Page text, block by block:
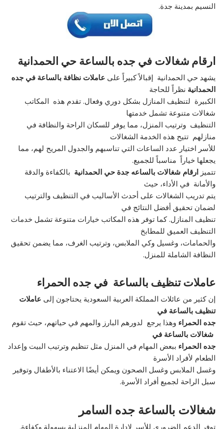
النسيم بمدينة جدة.
ارقام شغالات في جده بالساعة حي الحمدانية
يشهد حي الحمدانية إقبالاً كبيراً على عاملات نظافة بالساعة في جده
الحمدانية نظراً للحاجة
الكبيرة لتنظيف المنازل بشكل دوري وفعال. تقدم هذه المكاتب
شغالات متنوعة تشمل خدمتها
التنظيف وترتيب المنزل، مما يوفر للسكان الراحة والنظافة في
منازلهم تتيح هذه الخدمة الشغالات
للأسر اختيار عدد الساعات التي تناسبهم والجدول المريح لهم، مما
يجعلها خياراً مناسباً للجميع.
تتميزارقام شغالات بالساعه جدة حي الحمدانية بالكفاءة والدقة
والأمانة في الأداء، حيث
يتم تدريب الشغالات على أحدث الأساليب في التنظيف والترتيب
لضمان تحقيق أفضل النتائج في
تنظيف المنازل. كما توفر هذه المكاتب خيارات متنوعة تشمل خدمات
التنظيف العميق للمطابخ
والحمامات، وغسيل وكي الملابس، وترتيب الغرف، مما يضمن تحقيق
النظافة الشاملة للمنزل.
عاملات تنظيف بالساعة في جده الحمراء
إن كثير من عائلات المملكة العربية السعودية يحتاجون إلى عاملات
تنظيف بالساعة في
جده الحمراء وهذا يرجع لدورهم البارز والمهم في حياتهم، حيث تقوم
شغالات بالساعة في
جده الحمراء ببعض المهام في المنزل مثل تنظيم وترتيب البيت وإعداد
الطعام لأفراد الأسرة
وغسل الملابس وغسل الصحون ويمكن أيضًا الاعتناء بالأطفال وتوفير
سبل الراحة لجميع أفراد الأسرة.
شغالات بالساعة جده السامر
توفر الدعم الضروري للأسر لإدارة المهام المنزلية بسهولة وكفاءة.